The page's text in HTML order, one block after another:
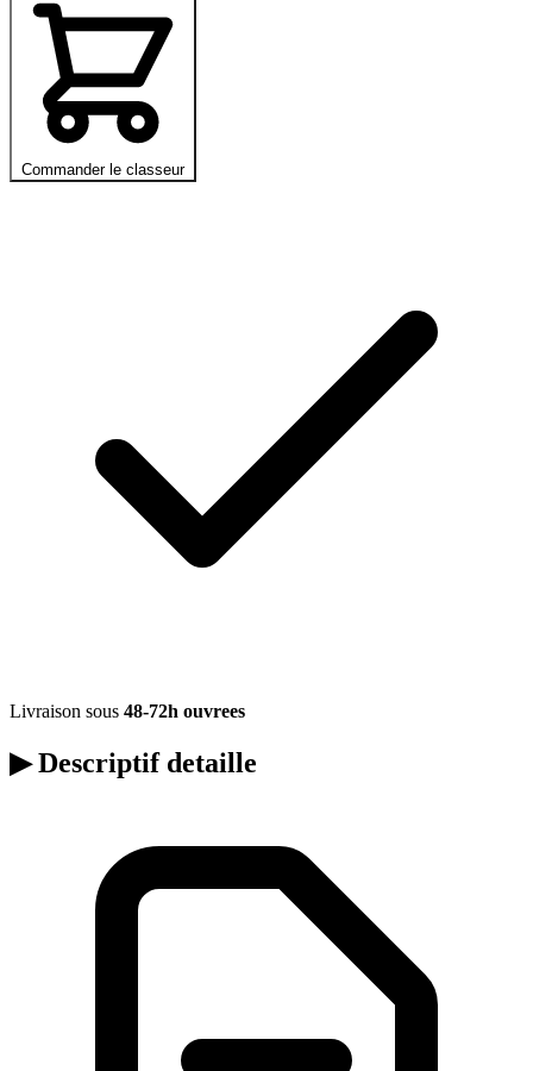
Commander le classeur
Livraison sous 48-72h ouvrees
▶Descriptif detaille